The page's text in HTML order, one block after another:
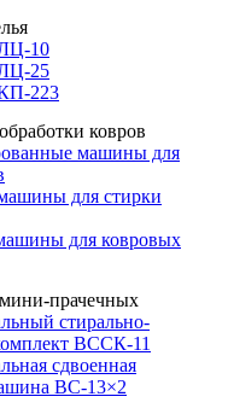
10
25
223
ковров
машины для
для стирки
для ковровых
прачечных
стирально-
ВССК-11
сдвоенная
ВС-13×2